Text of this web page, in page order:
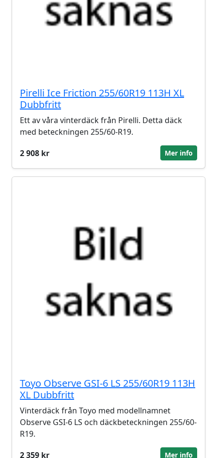
Pirelli Ice Friction 255/60R19 113H XL
Dubbfritt
Ett av våra vinterdäck från Pirelli. Detta däck
med beteckningen 255/60-R19.
2 908 kr
Mer info
Toyo Observe GSI-6 LS 255/60R19 113H
XL Dubbfritt
Vinterdäck från Toyo med modellnamnet
Observe GSI-6 LS och däckbeteckningen 255/60-
R19.
2 359 kr
Mer info